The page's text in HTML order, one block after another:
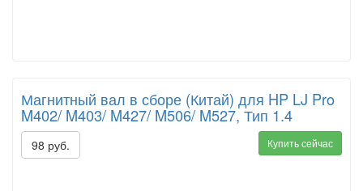
Магнитный вал в сборе (Китай) для HP LJ Pro
M402/ M403/ M427/ M506/ M527, Тип 1.4
98 руб. Купить сейчас